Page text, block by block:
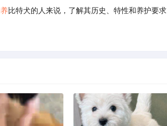
比特犬的人来说，了解其历史、特性和养护要求